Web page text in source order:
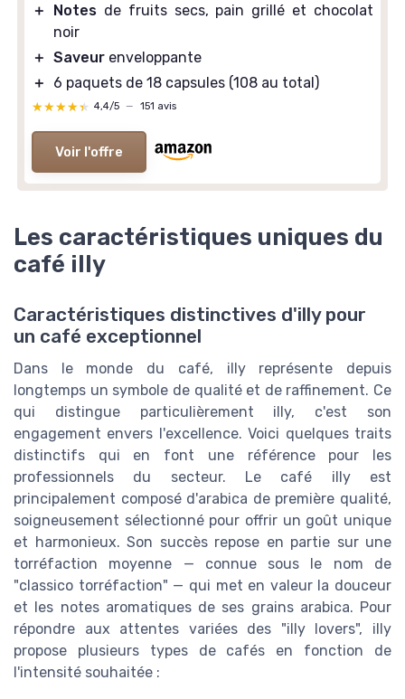
＋
Notes de fruits secs, pain grillé et chocolat
noir
＋ Saveur enveloppante
＋
6 paquets de 18 capsules (108 au total)
★★★★★
★★★★★ 4,4/5 — 151 avis
Voir l'offre
Les caractéristiques uniques du
café illy
Caractéristiques distinctives d'illy pour
un café exceptionnel
Dans le monde du café, illy représente depuis
longtemps un symbole de qualité et de raffinement. Ce
qui distingue particulièrement illy, c'est son
engagement envers l'excellence. Voici quelques traits
distinctifs qui en font une référence pour les
professionnels du secteur. Le café illy est
principalement composé d'arabica de première qualité,
soigneusement sélectionné pour offrir un goût unique
et harmonieux. Son succès repose en partie sur une
torréfaction moyenne — connue sous le nom de
"classico torréfaction" — qui met en valeur la douceur
et les notes aromatiques de ses grains arabica. Pour
répondre aux attentes variées des "illy lovers", illy
propose plusieurs types de cafés en fonction de
l'intensité souhaitée :